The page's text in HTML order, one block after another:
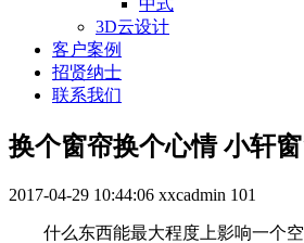
中式
3D云设计
客户案例
招贤纳士
联系我们
换个窗帘换个心情 小轩
2017-04-29 10:44:06 xxcadmin 101
什么东西能最大程度上影响一个空